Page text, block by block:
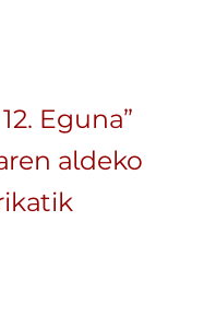
Eguna”
aldeko